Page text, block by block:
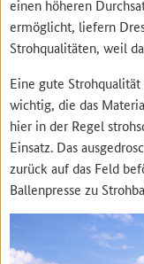
einen höheren
ermöglicht, liefern
Strohqualitäten, weil
Eine gute
wichtig, die das
hier in der Regel
Einsatz. Das
zurück auf das Feld
Ballenpresse zu